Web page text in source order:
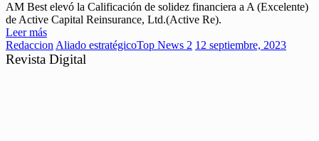
AM Best elevó la Calificación de solidez financiera a A (Excelente)
de Active Capital Reinsurance, Ltd.(Active Re).
Leer más
Redaccion Aliado estratégicoTop News 2 12 septiembre, 2023
Revista Digital